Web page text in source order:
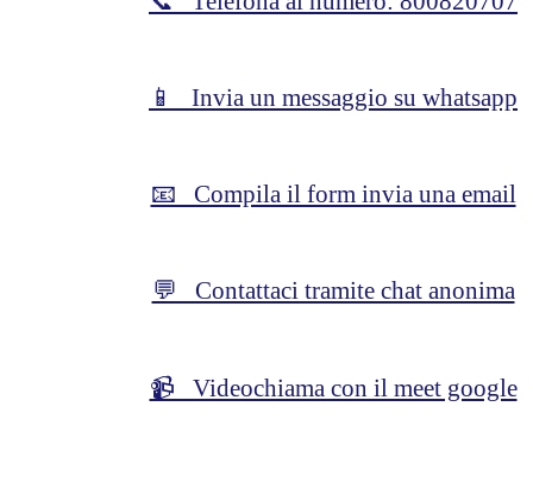
📱 Invia un messaggio su whatsapp
📧 Compila il form invia una email
💬 Contattaci tramite chat anonima
📹 Videochiama con il meet google